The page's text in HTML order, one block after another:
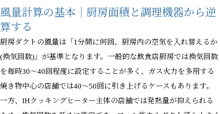
風量計算の基本｜厨房面積と調理機器から逆
算する
厨房ダクトの風量は「1分間に何回、厨房内の空気を入れ替えるか
(換気回数)」が基準となります。一般的な飲食店厨房では換気回数
を毎時30〜40回程度に設定することが多く、ガス火力を多用する
焼き物中心の店舗では40〜50回に引き上げるケースもあります。
一方、IHクッキングヒーター主体の店舗では発熱量が抑えられる